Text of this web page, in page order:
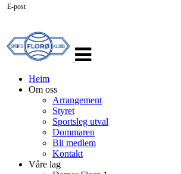
navigasjon
Heim
Om oss
Arrangement
Styret
Sportsleg utval
Dommaren
Bli medlem
Kontakt
Våre lag
E-post